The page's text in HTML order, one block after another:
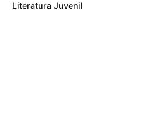
Literatura Juvenil